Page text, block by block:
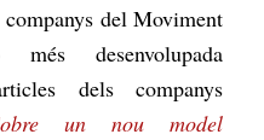
del Moviment
desenvolupada
dels companys
un nou model